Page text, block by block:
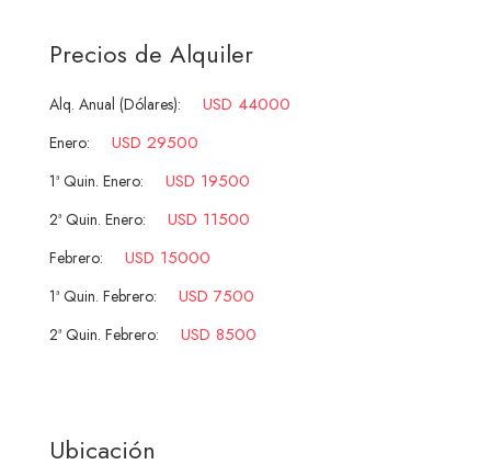
Precios de Alquiler
Alq. Anual (Dólares): USD 44000
Enero: USD 29500
1ª Quin. Enero: USD 19500
2ª Quin. Enero: USD 11500
Febrero: USD 15000
1ª Quin. Febrero: USD 7500
2ª Quin. Febrero: USD 8500
Ubicación